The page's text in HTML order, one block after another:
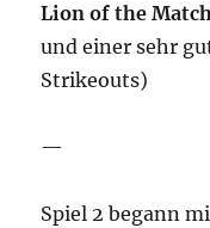
Lion of the
und einer sehr
Strikeouts)
—
Spiel 2 begann